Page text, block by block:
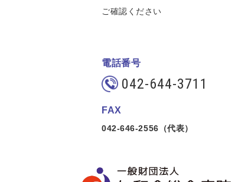
ご確認ください
電話番号
042-644-3711
FAX
042-646-2556（代表）